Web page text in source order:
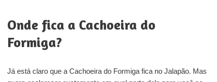
Onde fica a Cachoeira do
Formiga?
Já está claro que a Cachoeira do Formiga fica no Jalapão. Mas